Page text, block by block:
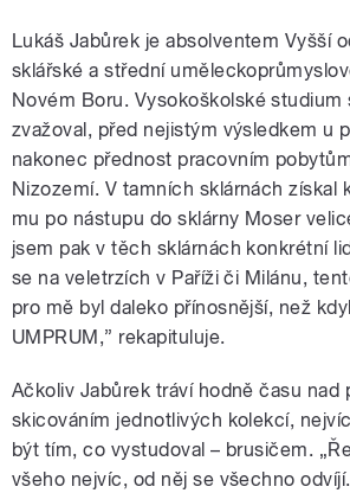
Lukáš Jabůrek je absolventem Vyšší
sklářské a střední
Novém Boru. Vysokoškolské studium
zvažoval, před nejistým výsledkem u
nakonec přednost pracovním
Nizozemí. V tamních sklárnách získal
mu po nástupu do sklárny Moser
jsem pak v těch sklárnách konkrétní
se na veletrzích v Paříži či Milánu,
pro mě byl daleko přínosnější, než
UMPRUM,” rekapituluje.
Ačkoliv Jabůrek tráví hodně času nad
skicováním jednotlivých kolekcí,
být tím, co vystudoval – brusičem.
všeho nejvíc, od něj se všechno